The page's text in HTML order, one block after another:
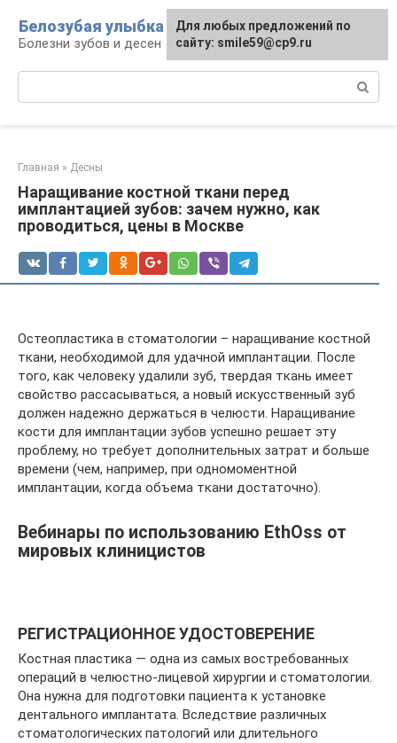
контенту
Белозубая улыбка
Болезни зубов и десен
Главная » Десны
Наращивание костной ткани перед
имплантацией зубов: зачем нужно, как
проводиться, цены в Москве
Остеопластика в стоматологии – наращивание костной
ткани, необходимой для удачной имплантации. После
того, как человеку удалили зуб, твердая ткань имеет
свойство рассасываться, а новый искусственный зуб
должен надежно держаться в челюсти. Наращивание
кости для имплантации зубов успешно решает эту
проблему, но требует дополнительных затрат и больше
времени (чем, например, при одномоментной
имплантации, когда объема ткани достаточно).
Вебинары по использованию EthOss от
мировых клиницистов
РЕГИСТРАЦИОННОЕ УДОСТОВЕРЕНИЕ
Костная пластика — одна из самых востребованных
операций в челюстно-лицевой хирургии и стоматологии.
Она нужна для подготовки пациента к установке
дентального имплантата. Вследствие различных
стоматологических патологий или длительного
Для любых предложений по
сайту: smile59@cp9.ru